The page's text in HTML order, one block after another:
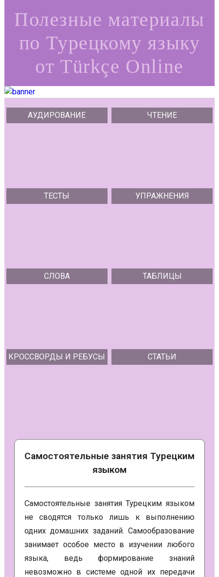
Полезные материалы
по Турецкому языку
от Türkçe Online
АУДИРОВАНИЕ ЧТЕНИЕ
ТЕСТЫ УПРАЖНЕНИЯ
СЛОВА ТАБЛИЦЫ
КРОССВОРДЫ И РЕБУСЫ СТАТЬИ
Самостоятельные занятия Турецким
языком
Самостоятельные занятия Турецким языком
не сводятся только лишь к выполнению
одних домашних заданий. Самообразование
занимает особое место в изучении любого
языка, ведь формирование знаний
невозможно в системе одной их передачи